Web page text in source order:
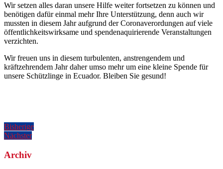
Wir setzen alles daran unsere Hilfe weiter fortsetzen zu können und
benötigen dafür einmal mehr Ihre Unterstützung, denn auch wir
mussten in diesem Jahr aufgrund der Coronaverordungen auf viele
öffentlichkeitswirksame und spendenaquirierende Veranstaltungen
verzichten.
Wir freuen uns in diesem turbulenten, anstrengendem und
kräftzehrendem Jahr daher umso mehr um eine kleine Spende für
unsere Schützlinge in Ecuador. Bleiben Sie gesund!
Beitragsnavigation
BisherigeVorherigen
NächsterNächster
Archiv